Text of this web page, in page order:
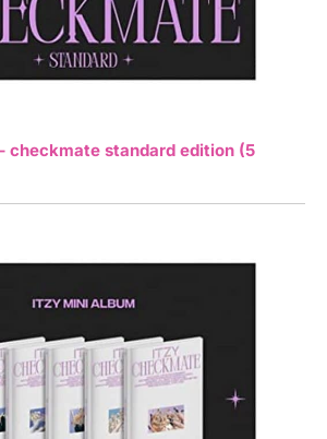
checkmate standard edition (5